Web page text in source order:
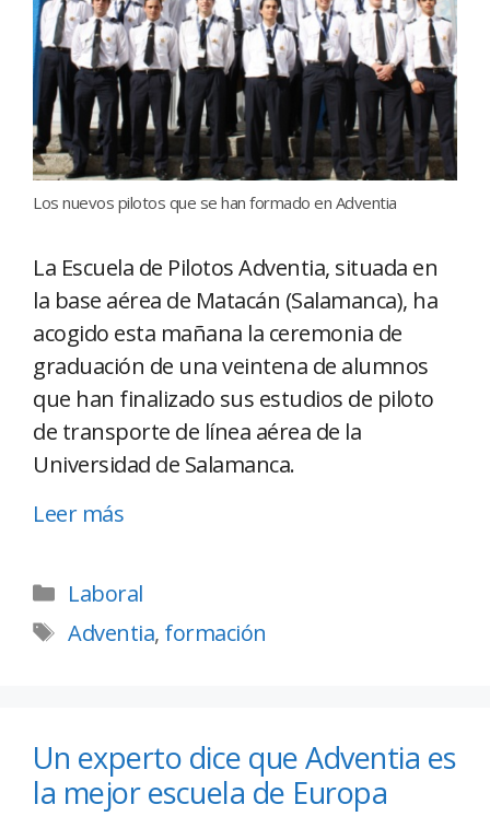
Los nuevos pilotos que se han formado en Adventia
La Escuela de Pilotos Adventia, situada en
la base aérea de Matacán (Salamanca), ha
acogido esta mañana la ceremonia de
graduación de una veintena de alumnos
que han finalizado sus estudios de piloto
de transporte de línea aérea de la
Universidad de Salamanca.
Leer más
Laboral
Adventia, formación
Un experto dice que Adventia es
la mejor escuela de Europa